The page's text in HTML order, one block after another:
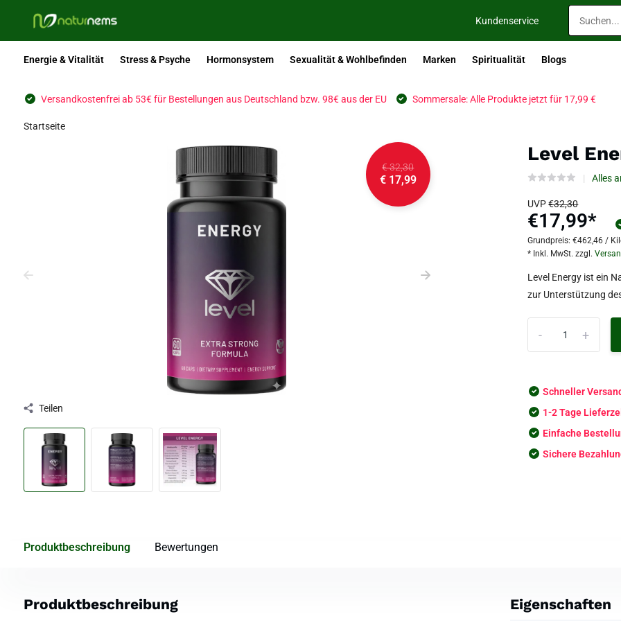
Kundenservice
Energie & Vitalität Stress & Psyche Hormonsystem Sexualität & Wohlbefinden Marken Spiritualität Blogs
Versandkostenfrei ab 53€ für Bestellungen aus Deutschland bzw. 98€ aus der EU Sommersale: Alle Produkte jetzt für 17,99 €
Startseite
€ 32,30
€ 17,99
Teilen
Level
Alles
UVP€32,30
€17,99*
Grundpreis:€462,46 /
* Inkl. MwSt. zzgl.
Level Energy ist ein
zur Unterstützung
+
-
Schneller
1-2 Tage
Einfache
Sichere
Produktbeschreibung Bewertungen
Produktbeschreibung Eigenschaften